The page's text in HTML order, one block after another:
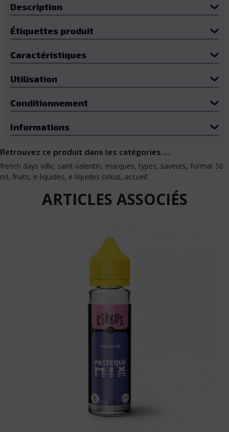
Description
Étiquettes produit
Caractéristiques
Utilisation
Conditionnement
Informations
Retrouvez ce produit dans les catégories …
french days vdlv, saint-valentin, marques, types, saveurs, format 50
ml, fruits, e-liquides, e-liquides cirkus, accueil
ARTICLES ASSOCIÉS